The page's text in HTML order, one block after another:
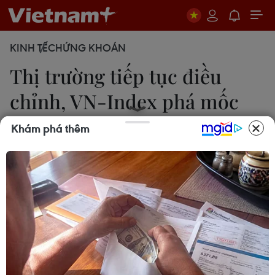
KINH TẾCHỨNG KHOÁN
Thị trường tiếp tục điều
chỉnh, VN-Index phá mốc
480
13/05/2011 05:35
Phiên 13/5, tâm lý thị trường phiên yếu nên sự trợ
lực của một số cổ phiếu vốn hóa lớn vẫn không
đủ sức nâng đỡ VN-Index.
Phiên sáng nay (13/5), giao dịch trên cả hai sàn
tiếp tục lình xình. Tại sàn Thành phố Hồ Chí
Khám phá thêm